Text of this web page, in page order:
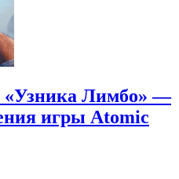
«Узника Лимбо» —
игры Atomic